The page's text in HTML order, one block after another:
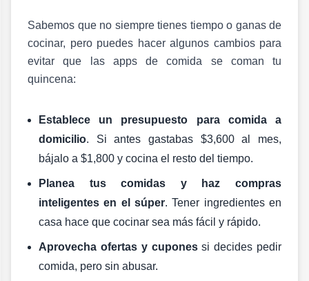
Sabemos que no siempre tienes tiempo o ganas de
cocinar, pero puedes hacer algunos cambios para
evitar que las apps de comida se coman tu
quincena:
Establece un presupuesto para comida a
domicilio. Si antes gastabas $3,600 al mes,
bájalo a $1,800 y cocina el resto del tiempo.
Planea tus comidas y haz compras
inteligentes en el súper. Tener ingredientes en
casa hace que cocinar sea más fácil y rápido.
Aprovecha ofertas y cuponessi decides pedir
comida, pero sin abusar.